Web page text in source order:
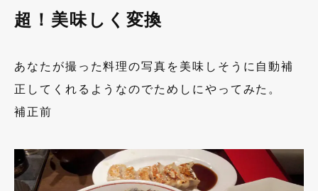
超！美味しく変換
あなたが撮った料理の写真を美味しそうに自動補
正してくれるようなのでためしにやってみた。
補正前